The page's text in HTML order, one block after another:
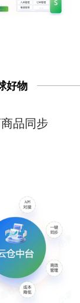
好物
品同步